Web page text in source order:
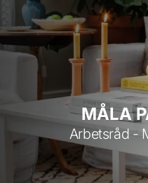
MÅLA
Arbetsråd -